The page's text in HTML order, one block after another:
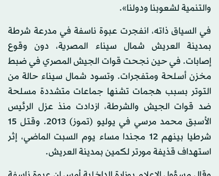
والتنمية لشعوبنا ودولنا».
في السياق ذاته، انفجرت عبوة ناسفة في مدرعة شرطة
بمدينة العريش شمال سيناء المصرية، دون وقوع
إصابات. في حين نجحت قوات الجيش المصري في ضبط
مخزن أسلحة ومتفجرات. وتسود شمال سيناء حالة من
التوتر بسبب هجمات تشنها جماعات متشددة مسلحة
ضد قوات الجيش والشرطة، ازدادت منذ عزل الرئيس
الأسبق محمد مرسي في يوليو (تموز) 2013. وقتل 15
شرطيا بينهم 12 مجندا مساء يوم السبت الماضي، إثر
استهداف قذيفة مورتر لكمين بمدينة العريش.